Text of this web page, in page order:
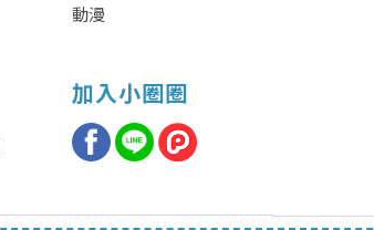
動漫
加入小圈圈